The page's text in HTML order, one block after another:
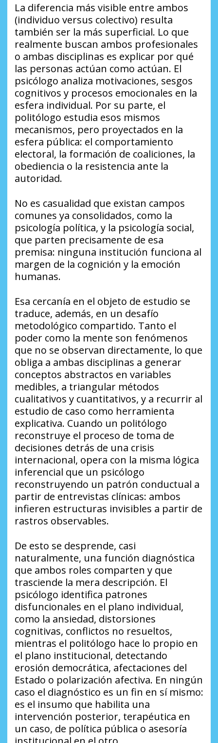
La diferencia más visible entre ambos
(individuo versus colectivo) resulta
también ser la más superficial. Lo que
realmente buscan ambos profesionales
o ambas disciplinas es explicar por qué
las personas actúan como actúan. El
psicólogo analiza motivaciones, sesgos
cognitivos y procesos emocionales en la
esfera individual. Por su parte, el
politólogo estudia esos mismos
mecanismos, pero proyectados en la
esfera pública: el comportamiento
electoral, la formación de coaliciones, la
obediencia o la resistencia ante la
autoridad.
No es casualidad que existan campos
comunes ya consolidados, como la
psicología política, y la psicología social,
que parten precisamente de esa
premisa: ninguna institución funciona al
margen de la cognición y la emoción
humanas.
Esa cercanía en el objeto de estudio se
traduce, además, en un desafío
metodológico compartido. Tanto el
poder como la mente son fenómenos
que no se observan directamente, lo que
obliga a ambas disciplinas a generar
conceptos abstractos en variables
medibles, a triangular métodos
cualitativos y cuantitativos, y a recurrir al
estudio de caso como herramienta
explicativa. Cuando un politólogo
reconstruye el proceso de toma de
decisiones detrás de una crisis
internacional, opera con la misma lógica
inferencial que un psicólogo
reconstruyendo un patrón conductual a
partir de entrevistas clínicas: ambos
infieren estructuras invisibles a partir de
rastros observables.
De esto se desprende, casi
naturalmente, una función diagnóstica
que ambos roles comparten y que
trasciende la mera descripción. El
psicólogo identifica patrones
disfuncionales en el plano individual,
como la ansiedad, distorsiones
cognitivas, conflictos no resueltos,
mientras el politólogo hace lo propio en
el plano institucional, detectando
erosión democrática, afectaciones del
Estado o polarización afectiva. En ningún
caso el diagnóstico es un fin en sí mismo:
es el insumo que habilita una
intervención posterior, terapéutica en
un caso, de política pública o asesoría